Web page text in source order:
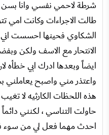
شرطة لاحمي نفسي وانا
طالت الاجراءات وكانت امي
الشكاوي فحينها احسست
الانتحار مع الاسف ولكن
ايضاً وبعدها ادرك ابي خطأه
واعتذر مني واصبح
هذه اللحظات الكارثيه لا
حاولت التناسي ، لكنني
احدث مهما فعل لي من سوء